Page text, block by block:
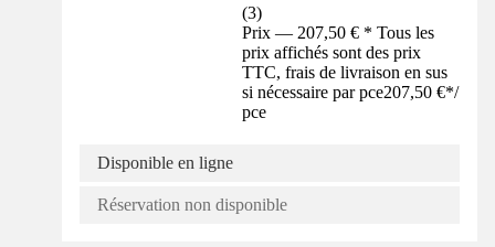
(3)
Prix — 207,50 € * Tous les
prix affichés sont des prix
TTC, frais de livraison en sus
si nécessaire par pce207,50 €*/
pce
Disponible en ligne
Réservation non disponible